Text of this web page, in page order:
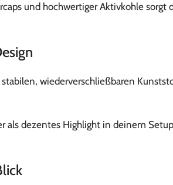
und hochwertiger Aktivkohle
wiederverschließbaren
als dezentes Highlight in deinem